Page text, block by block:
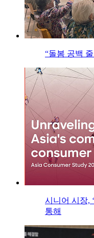
“돌봄 공백
시니어 시장,
통해